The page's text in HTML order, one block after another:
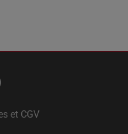
et CGV